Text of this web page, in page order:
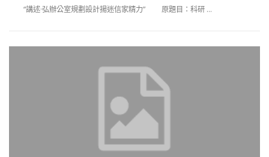
“講述·弘辦公室規劃設計揚迷信家精力” 原題目：科研 …